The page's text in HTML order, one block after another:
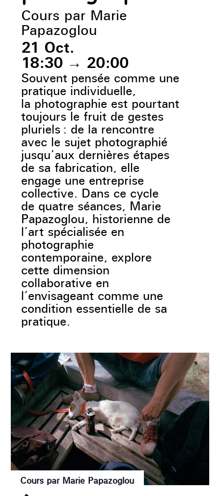
Cours par Marie
Papazoglou
21 Oct.
18:30 → 20:00
Souvent pensée comme une
pratique individuelle,
la photographie est pourtant
toujours le fruit de gestes
pluriels : de la rencontre
avec le sujet photographié
jusqu’aux dernières étapes
de sa fabrication, elle
engage une entreprise
collective. Dans ce cycle
de quatre séances, Marie
Papazoglou, historienne de
l’art spécialisée en
photographie
contemporaine, explore
cette dimension
collaborative en
l’envisageant comme une
condition essentielle de sa
pratique.
Cours par Marie Papazoglou